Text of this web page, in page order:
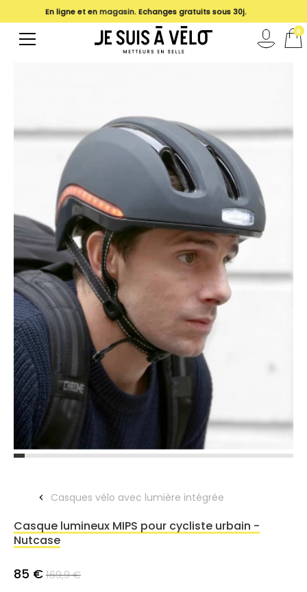
Casques vélo avec lumière intégrée
Casque lumineux MIPS pour cycliste urbain -
Nutcase
85 €169,9 €
En ligne et enmagasin. Echanges gratuits sous 30j.
0